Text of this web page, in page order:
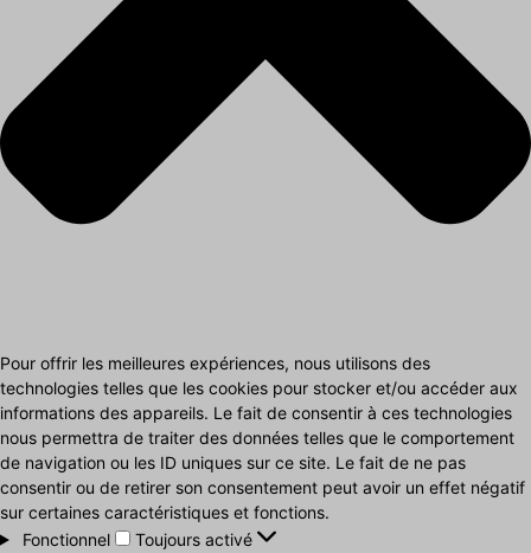
Pour offrir les meilleures expériences, nous utilisons des
technologies telles que les cookies pour stocker et/ou accéder aux
informations des appareils. Le fait de consentir à ces technologies
nous permettra de traiter des données telles que le comportement
de navigation ou les ID uniques sur ce site. Le fait de ne pas
consentir ou de retirer son consentement peut avoir un effet négatif
sur certaines caractéristiques et fonctions.
Fonctionnel
Fonctionnel
Toujours activé